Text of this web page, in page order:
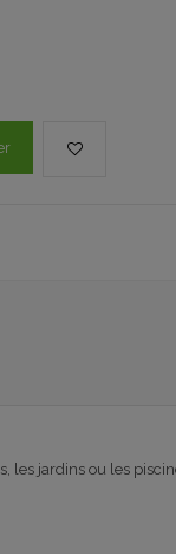
les jardins ou les